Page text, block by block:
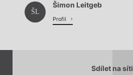
ŠL
Šimon Leitgeb
Profil
Sdílet na síti